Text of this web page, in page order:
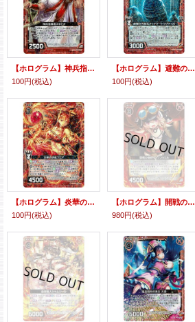
【ホログラム】神兵指揮者スキピオ
100円(税込)
【ホログラム】避難の天眼石アイアゲートワグテイル
100円(税込)
【ホログラム】炎華の妖蛇ラミア
100円(税込)
【ホログラム】開戦の咆哮キャノンシェル
980円(税込)